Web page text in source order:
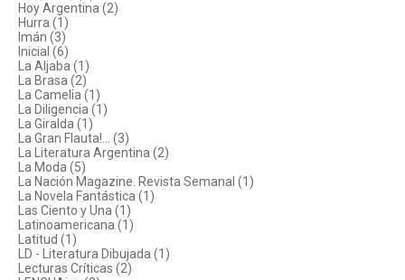
Hoy Argentina (2)
Hurra (1)
Imán (3)
Inicial (6)
La Aljaba (1)
La Brasa (2)
La Camelia (1)
La Diligencia (1)
La Giralda (1)
La Gran Flauta!... (3)
La Literatura Argentina (2)
La Moda (5)
La Nación Magazine. Revista Semanal (1)
La Novela Fantástica (1)
Las Ciento y Una (1)
Latinoamericana (1)
Latitud (1)
LD - Literatura Dibujada (1)
Lecturas Críticas (2)